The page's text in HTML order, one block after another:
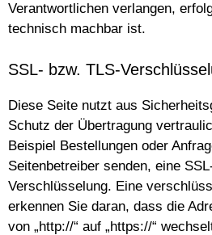
Verantwortlichen verlangen,
technisch machbar ist.
SSL- bzw. TLS-
Diese Seite nutzt aus
Schutz der Übertragung
Beispiel Bestellungen oder
Seitenbetreiber senden, eine
Verschlüsselung. Eine
erkennen Sie daran, dass die
von „http://“ auf „https://“